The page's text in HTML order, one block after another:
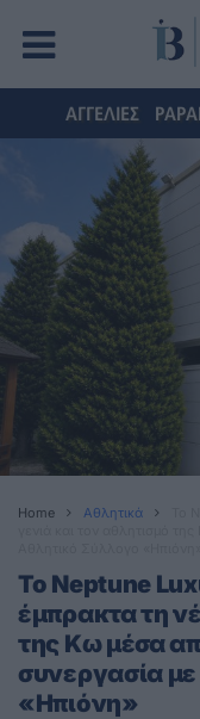
ΑΓΓΕΛΙΕΣ
Home Αθλητικά
Το Neptune
έμπρακτα τη
της Κω μέσα
συνεργασία
«Ηπιόνη»